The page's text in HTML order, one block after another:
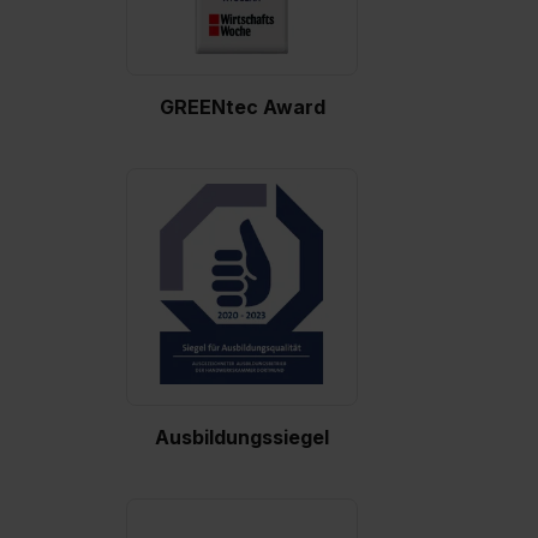
bestimmte Verwendungszwecke zulassen, triff deine
Auswahl über die Checkboxen und klick auf „Auswahl
der Kategorien „Präferenzen“, „Statistiken“ und „Social
S. 1 lit. a) DS-GVO). Die USA verfügen über kein
angemessenes Datenschutzniveau (EuGH – Schrems
II). Du kannst die von dir erteilte Einwilligung jederzeit mit
Wirkung für die Zukunft ganz oder teilweise über unsere
Datenschutzerklärung unter dem Punkt „Datenschutz-
Einstellungen“ widerrufen. Weitere Informationen zu den
einzelnen Cookies findest du durch Klick auf „Details
GREENtec Award
Ausbildungssiegel